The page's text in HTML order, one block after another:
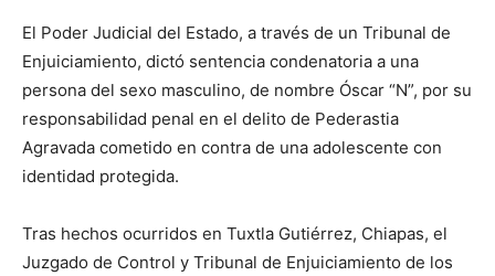
El Poder Judicial del Estado, a través de un Tribunal de
Enjuiciamiento, dictó sentencia condenatoria a una
persona del sexo masculino, de nombre Óscar “N”, por su
responsabilidad penal en el delito de Pederastia
Agravada cometido en contra de una adolescente con
identidad protegida.
Tras hechos ocurridos en Tuxtla Gutiérrez, Chiapas, el
Juzgado de Control y Tribunal de Enjuiciamiento de los